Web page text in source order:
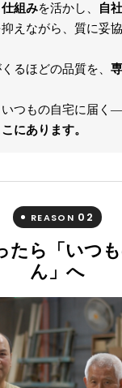
組みを活かし、
自
えながら、質に妥
るほどの品質を、
いつもの自宅に届
にあります。
REASON 02
たら「いつ
ん」へ